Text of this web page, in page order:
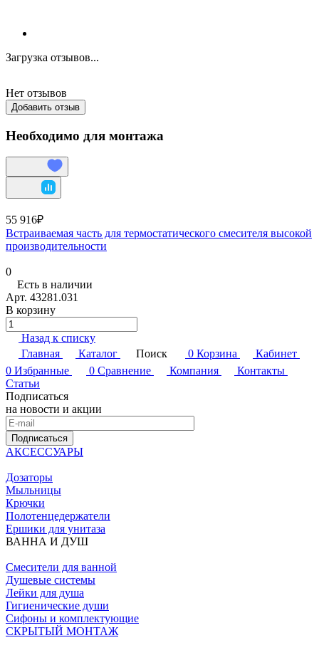
Загрузка отзывов...
Нет отзывов
Добавить отзыв
Необходимо для монтажа
55 916₽
Встраиваемая часть для термостатического смесителя высокой
производительности
0
Есть в наличии
Арт. 43281.031
В корзину
Назад к списку
Главная
Каталог Поиск 0 Корзина
Кабинет
0 Избранные 0 Сравнение Компания
Контакты
Статьи
Подписаться
на новости и акции
Подписаться
АКСЕССУАРЫ
Дозаторы
Мыльницы
Крючки
Полотенцедержатели
Ершики для унитаза
ВАННА И ДУШ
Смесители для ванной
Душевые системы
Лейки для душа
Гигиенические души
Сифоны и комплектующие
СКРЫТЫЙ МОНТАЖ